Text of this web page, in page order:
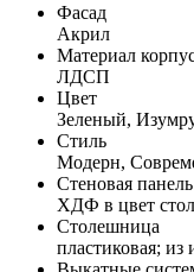
Фасад
Акрил
Материал
ЛДСП
Цвет
Зеленый,
Стиль
Модерн,
Стеновая панель
ХДФ в цвет
Столешница
пластиковая; из